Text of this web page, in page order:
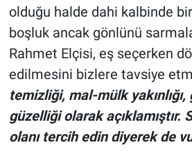
olduğu halde dahi kalbinde
boşluk ancak gönlünü
Rahmet Elçisi, eş seçerken
edilmesini bizlere tavsiye
temizliği, mal-mülk
güzelliği olarak açıklamıştır.
olanı tercih edin diyerek de